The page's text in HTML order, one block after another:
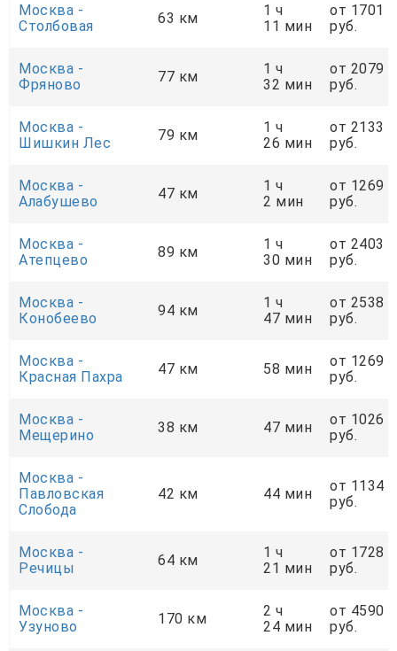
Москва -
Столбовая
63 км
1 ч
11 мин
от 1701
руб.
Москва -
Фряново
77 км
1 ч
32 мин
от 2079
руб.
Москва -
Шишкин Лес
79 км
1 ч
26 мин
от 2133
руб.
Москва -
Алабушево
47 км
1 ч
2 мин
от 1269
руб.
Москва -
Атепцево
89 км
1 ч
30 мин
от 2403
руб.
Москва -
Конобеево
94 км
1 ч
47 мин
от 2538
руб.
Москва -
Красная Пахра
47 км 58 мин
от 1269
руб.
Москва -
Мещерино
38 км 47 мин
от 1026
руб.
Москва -
Павловская
Слобода
42 км 44 мин
от 1134
руб.
Москва -
Речицы
64 км
1 ч
21 мин
от 1728
руб.
Москва -
Узуново
170 км
2 ч
24 мин
от 4590
руб.